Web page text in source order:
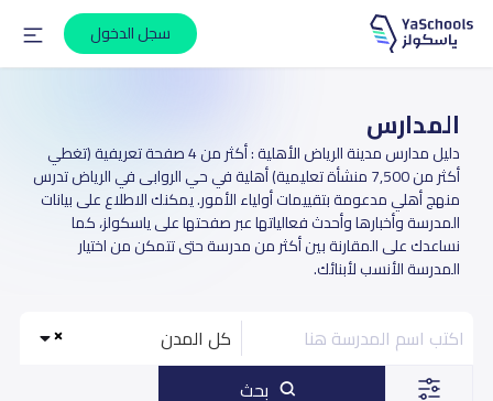
سجل الدخول
المدارس
دليل مدارس مدينة الرياض الأهلية : أكثر من 4 صفحة تعريفية (تغطي
أكثر من 7,500 منشأة تعليمية) أهلية في حي الروابى في الرياض تدرس
منهج أهلي مدعومة بتقييمات أولياء الأمور. يمكنك الاطلاع على بيانات
المدرسة وأخبارها وأحدث فعالياتها عبر صفحتها على ياسكولز، كما
نساعدك على المقارنة بين أكثر من مدرسة حتى تتمكن من اختيار
المدرسة الأنسب لأبنائك.
كل المدن